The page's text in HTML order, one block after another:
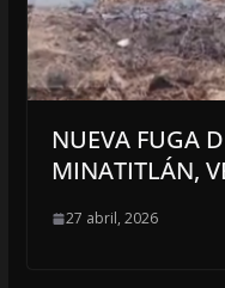
NUEVA FUGA
MINATITLÁN,
27 abril, 2026